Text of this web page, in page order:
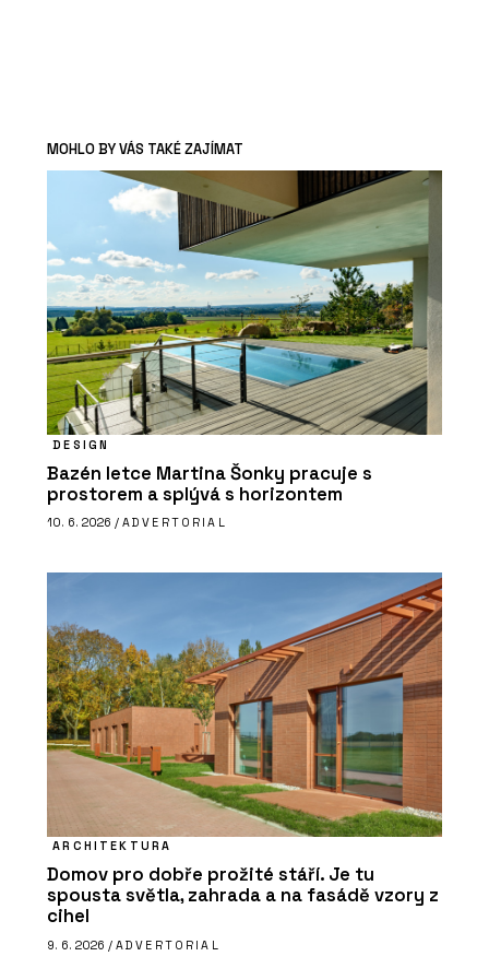
MOHLO BY VÁS TAKÉ ZAJÍMAT
DESIGN
Bazén letce Martina Šonky pracuje s
prostorem a splývá s horizontem
10. 6. 2026 / ADVERTORIAL
ARCHITEKTURA
Domov pro dobře prožité stáří. Je tu
spousta světla, zahrada a na fasádě vzory z
cihel
9. 6. 2026 / ADVERTORIAL